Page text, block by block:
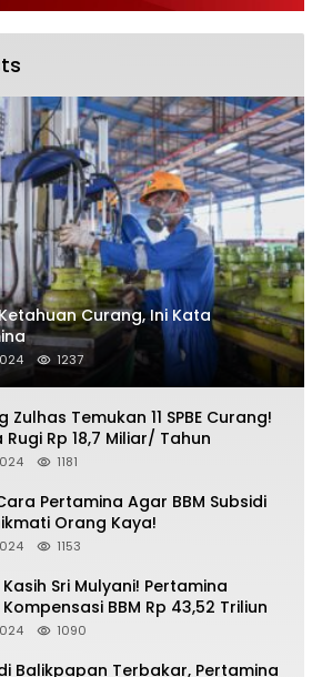
Ketahuan Curang, Ini Kata
1237
Zulhas Temukan 11 SPBE Curang!
Rp 18,7 Miliar/ Tahun
1181
Pertamina Agar BBM Subsidi
Orang Kaya!
1153
Sri Mulyani! Pertamina
BBM Rp 43,52 Triliun
1090
Balikpapan Terbakar, Pertamina